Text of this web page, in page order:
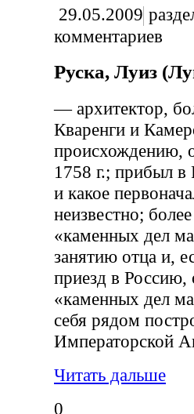
29.05.2009
комментариев
Руска, Луиз
— архитектор,
Кваренги и
происхождению,
1758 г.; прибыл в
и какое
неизвестно;
«каменных дел
занятию отца и,
приезд в Россию,
«каменных дел
себя рядом
Императорской
Читать дальше
0